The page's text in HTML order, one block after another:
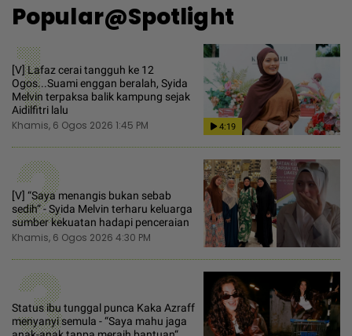
Popular@Spotlight
1
[V] Lafaz cerai tangguh ke 12
Ogos...Suami enggan beralah, Syida
Melvin terpaksa balik kampung sejak
Aidilfitri lalu
Khamis, 6 Ogos 2026 1:45 PM 4:19
2
[V] “Saya menangis bukan sebab
sedih“ - Syida Melvin terharu keluarga
sumber kekuatan hadapi penceraian
Khamis, 6 Ogos 2026 4:30 PM
3
Status ibu tunggal punca Kaka Azraff
menyanyi semula - “Saya mahu jaga